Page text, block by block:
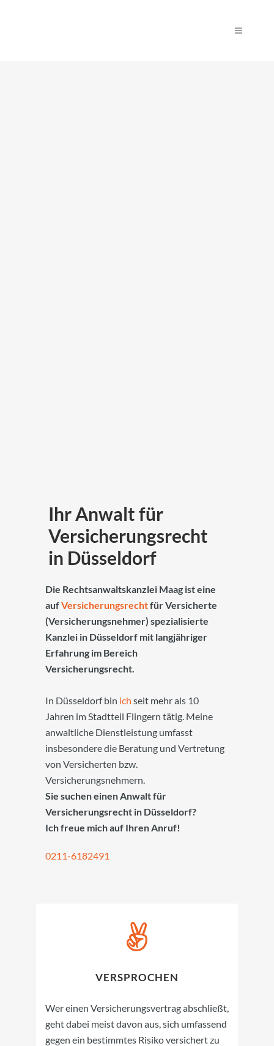
Ihr Anwalt für
Versicherungsrecht
in Düsseldorf
Die Rechtsanwaltskanzlei Maag ist eine
aufVersicherungsrechtfür Versicherte
(Versicherungsnehmer) spezialisierte
Kanzlei in Düsseldorf mit langjähriger
Erfahrung im Bereich
Versicherungsrecht.
In Düsseldorf bin ich seit mehr als 10
Jahren im Stadtteil Flingern tätig. Meine
anwaltliche Dienstleistung umfasst
insbesondere die Beratung und Vertretung
von Versicherten bzw.
Versicherungsnehmern.
Sie suchen einen Anwalt für
Versicherungsrecht in Düsseldorf?
Ich freue mich auf Ihren Anruf!
0211-6182491
VERSPROCHEN
Wer einen Versicherungsvertrag abschließt,
geht dabei meist davon aus, sich umfassend
gegen ein bestimmtes Risiko versichert zu